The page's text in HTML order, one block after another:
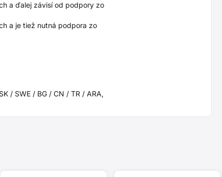
a ďalej závisí od podpory zo
a je tiež nutná podpora zo
/ SWE / BG / CN / TR / ARA,